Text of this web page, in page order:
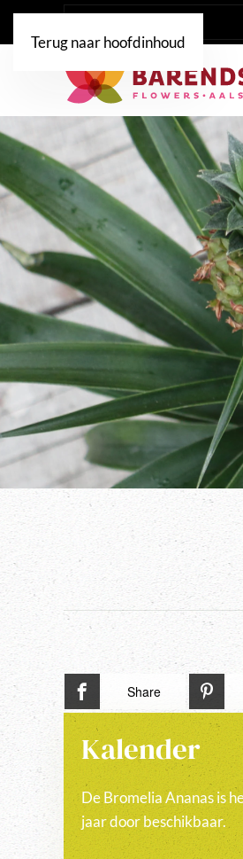
Terug naar hoofdinhoud
Share
Kalender
De Bromelia Ananas is
jaar door beschikbaar.